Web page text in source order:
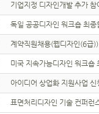
기업지정 디자인개발 추가
독일 공공디자인 워크숍 최
계약직원채용(웹디자인(6급
미국 지속가능디자인 워크숍
아이디어 상업화 지원사업
표면처리디자인 기술 컨퍼런